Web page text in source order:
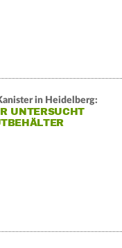
in Heidelberg:
UNTERSUCHT